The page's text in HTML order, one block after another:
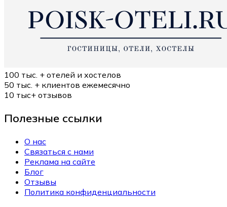
100 тыс. + отелей и хостелов
50 тыс. + клиентов ежемесячно
10 тыс+ отзывов
Полезные ссылки
О нас
Связаться с нами
Реклама на сайте
Блог
Отзывы
Политика конфиденциальности